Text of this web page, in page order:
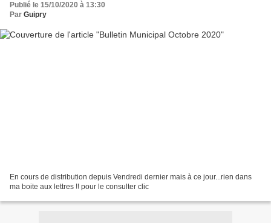
Publié le 15/10/2020 à 13:30
Par Guipry
En cours de distribution depuis Vendredi dernier mais à ce jour...rien dans
ma boite aux lettres !! pour le consulter clic